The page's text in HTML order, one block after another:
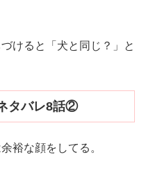
けると「犬と同じ？」と
タバレ8話②
裕な顔をしてる。